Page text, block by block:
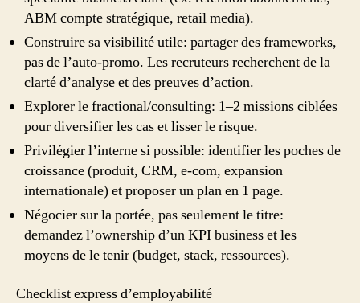
ABM compte stratégique, retail media).
Construire sa visibilité utile: partager des frameworks,
pas de l’auto-promo. Les recruteurs recherchent de la
clarté d’analyse et des preuves d’action.
Explorer le fractional/consulting: 1–2 missions ciblées
pour diversifier les cas et lisser le risque.
Privilégier l’interne si possible: identifier les poches de
croissance (produit, CRM, e-com, expansion
internationale) et proposer un plan en 1 page.
Négocier sur la portée, pas seulement le titre:
demandez l’ownership d’un KPI business et les
moyens de le tenir (budget, stack, ressources).
Checklist express d’employabilité